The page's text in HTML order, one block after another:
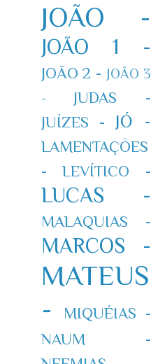
JOÃO -
JOÃO 1 -
JOÃO 2 - JOÃO 3
-
JUDAS -
JUÍZES -
JÓ -
LAMENTAÇÕES
-
LEVÍTICO -
LUCAS -
MALAQUIAS -
MARCOS -
MATEUS
-
MIQUÉIAS -
NAUM -